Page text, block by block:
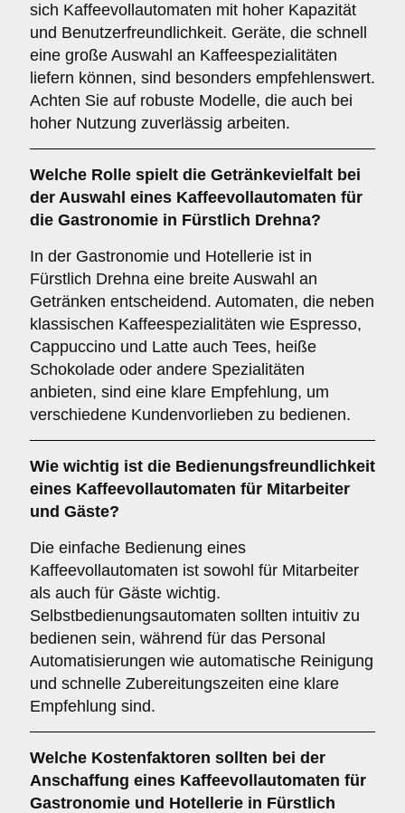
sich Kaffeevollautomaten mit hoher Kapazität
und Benutzerfreundlichkeit. Geräte, die schnell
eine große Auswahl an Kaffeespezialitäten
liefern können, sind besonders empfehlenswert.
Achten Sie auf robuste Modelle, die auch bei
hoher Nutzung zuverlässig arbeiten.
Welche Rolle spielt die Getränkevielfalt bei
der Auswahl eines Kaffeevollautomaten für
die Gastronomie in Fürstlich Drehna?
In der Gastronomie und Hotellerie ist in
Fürstlich Drehna eine breite Auswahl an
Getränken entscheidend. Automaten, die neben
klassischen Kaffeespezialitäten wie Espresso,
Cappuccino und Latte auch Tees, heiße
Schokolade oder andere Spezialitäten
anbieten, sind eine klare Empfehlung, um
verschiedene Kundenvorlieben zu bedienen.
Wie wichtig ist die Bedienungsfreundlichkeit
eines Kaffeevollautomaten für Mitarbeiter
und Gäste?
Die einfache Bedienung eines
Kaffeevollautomaten ist sowohl für Mitarbeiter
als auch für Gäste wichtig.
Selbstbedienungsautomaten sollten intuitiv zu
bedienen sein, während für das Personal
Automatisierungen wie automatische Reinigung
und schnelle Zubereitungszeiten eine klare
Empfehlung sind.
Welche Kostenfaktoren sollten bei der
Anschaffung eines Kaffeevollautomaten für
Gastronomie und Hotellerie in Fürstlich